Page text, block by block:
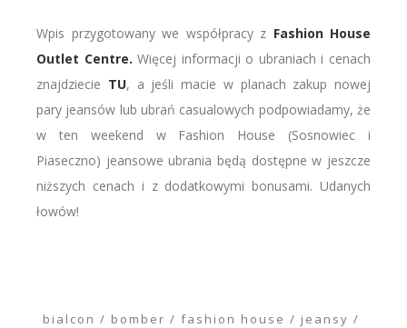
Wpis przygotowany we współpracy z Fashion House
Outlet Centre. Więcej informacji o ubraniach i cenach
znajdziecie TU, a jeśli macie w planach zakup nowej
pary jeansów lub ubrań casualowych podpowiadamy, że
w ten weekend w Fashion House (Sosnowiec i
Piaseczno) jeansowe ubrania będą dostępne w jeszcze
niższych cenach i z dodatkowymi bonusami. Udanych
łowów!
bialcon bomber fashion house
jeansy